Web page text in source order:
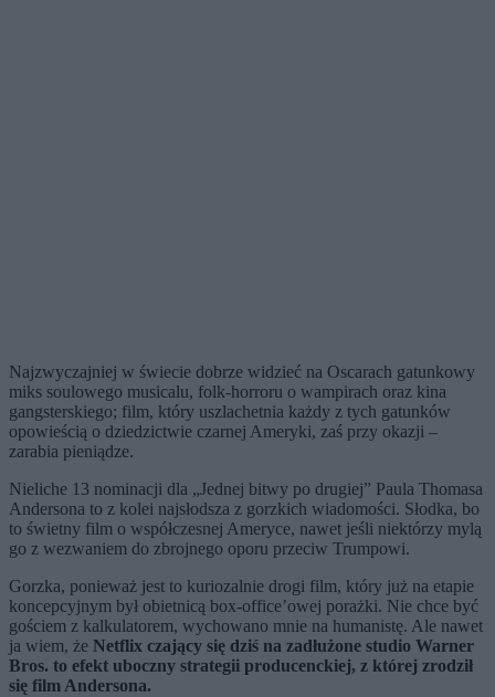
Najzwyczajniej w świecie dobrze widzieć na Oscarach gatunkowy
miks soulowego musicalu, folk-horroru o wampirach oraz kina
gangsterskiego; film, który uszlachetnia każdy z tych gatunków
opowieścią o dziedzictwie czarnej Ameryki, zaś przy okazji –
zarabia pieniądze.
Nieliche 13 nominacji dla „Jednej bitwy po drugiej” Paula Thomasa
Andersona to z kolei najsłodsza z gorzkich wiadomości. Słodka, bo
to świetny film o współczesnej Ameryce, nawet jeśli niektórzy mylą
go z wezwaniem do zbrojnego oporu przeciw Trumpowi.
Gorzka, ponieważ jest to kuriozalnie drogi film, który już na etapie
koncepcyjnym był obietnicą box-office’owej porażki. Nie chce być
gościem z kalkulatorem, wychowano mnie na humanistę. Ale nawet
ja wiem, że Netflix czający się dziś na zadłużone studio Warner
Bros. to efekt uboczny strategii producenckiej, z której zrodził
się film Andersona.